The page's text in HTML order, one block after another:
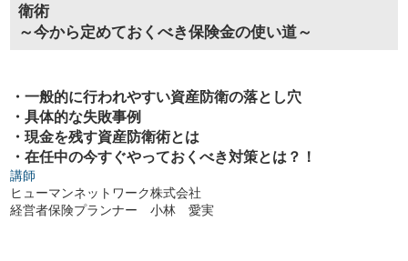
衛術
～今から定めておくべき保険金の使い道～
・一般的に行われやすい資産防衛の落とし穴
・具体的な失敗事例
・現金を残す資産防衛術とは
・在任中の今すぐやっておくべき対策とは？！
講師
ヒューマンネットワーク株式会社
経営者保険プランナー 小林 愛実